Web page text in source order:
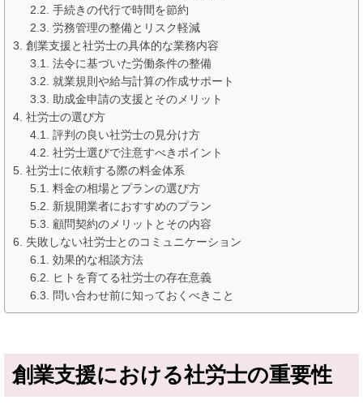
手続きの代行で時間を節約
労務管理の整備とリスク軽減
創業支援と社労士の具体的な業務内容
法令に基づいた労働条件の整備
就業規則や給与計算の作成サポート
助成金申請の支援とそのメリット
社労士の選び方
評判の良い社労士の見分け方
社労士選びで注意すべきポイント
社労士に依頼する際の料金体系
料金の相場とプランの選び方
新規開業者におすすめのプラン
顧問契約のメリットとその内容
失敗しない社労士とのコミュニケーション
効果的な相談方法
ヒトを育てる社労士の存在意義
問い合わせ前に知っておくべきこと
創業支援における社労士の重要性